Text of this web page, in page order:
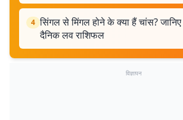
4 सिंगल से मिंगल होने के क्या हैं चांस?
दैनिक लव राशिफल
विज्ञापन